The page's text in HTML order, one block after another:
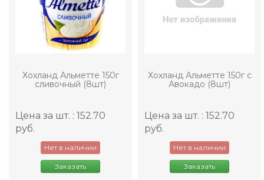
Хохланд Альметте 150г
сливочный (8шт)
Цена за шт. : 152.70
руб.
Нет в наличии
Заказать
Хохланд Альметте 150г с
Авокадо (8шт)
Цена за шт. : 152.70
руб.
Нет в наличии
Заказать